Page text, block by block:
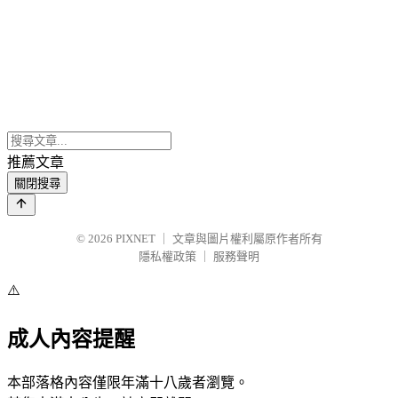
推薦文章
關閉搜尋
© 2026 PIXNET
文章與圖片權利屬原作者所有
隱私權政策
服務聲明
⚠️
成人內容提醒
本部落格內容僅限年滿十八歲者瀏覽。